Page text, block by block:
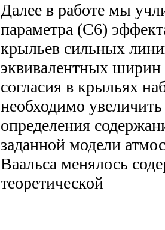
Далее в работе мы
параметра (C6)
крыльев сильных
эквивалентных
согласия в крыльях
необходимо
определения
заданной модели
Ваальса менялось
теоретической